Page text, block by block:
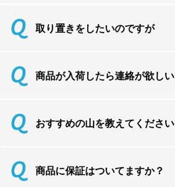
取り置きをしたいのですが
商品が入荷したら連絡が欲しい
おすすめの山を教えてください
商品に保証はついてますか？